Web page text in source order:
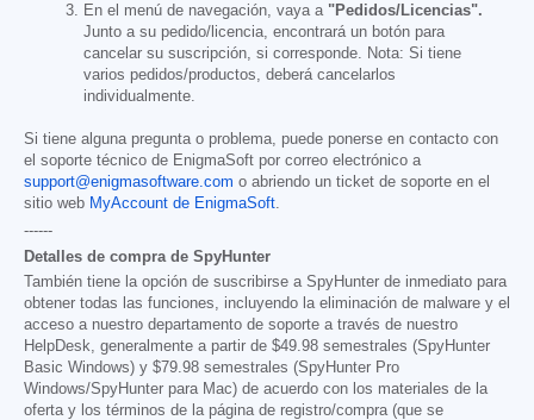
En el menú de navegación, vaya a "Pedidos/Licencias".
Junto a su pedido/licencia, encontrará un botón para
cancelar su suscripción, si corresponde. Nota: Si tiene
varios pedidos/productos, deberá cancelarlos
individualmente.
Si tiene alguna pregunta o problema, puede ponerse en contacto con
el soporte técnico de EnigmaSoft por correo electrónico a
support@enigmasoftware.com o abriendo un ticket de soporte en el
sitio web MyAccount de EnigmaSoft
------
Detalles de compra de SpyHunter
También tiene la opción de suscribirse a SpyHunter de inmediato para
obtener todas las funciones, incluyendo la eliminación de malware y el
acceso a nuestro departamento de soporte a través de nuestro
HelpDesk, generalmente a partir de $49.98 semestrales (SpyHunter
Basic Windows) y $79.98 semestrales (SpyHunter Pro
Windows/SpyHunter para Mac) de acuerdo con los materiales de la
oferta y los términos de la página de registro/compra (que se